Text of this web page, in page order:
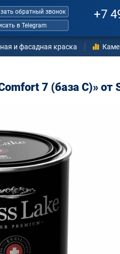
и фасадная краска
+7
обратный звонок
в Telegram
7 (база С)» от